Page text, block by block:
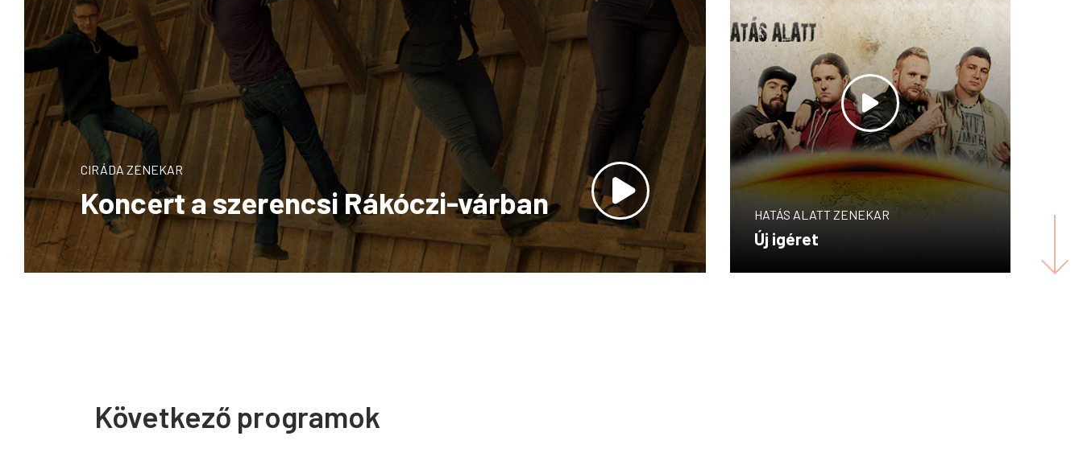
CIRÁDA ZENEKAR
Koncert a szerencsi Rákóczi-várban HATÁS ALATT ZENEKAR
Új igéret
Következő programok